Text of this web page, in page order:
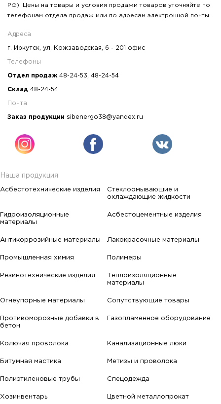
РФ). Цены на товары и условия продажи товаров уточняйте по
телефонам отдела продаж или по адресам электронной почты.
Адреса
г. Иркутск, ул. Кожзаводская, 6 - 201 офис
Телефоны
Отдел продаж 48-24-53 48-24-54
Склад 48-24-54
Почта
Заказ продукции sibenergo38@yandex.ru
Наша продукция
Асбестотехнические изделия
Стеклоомывающие и
охлаждающие жидкости
Гидроизоляционные
материалы
Асбестоцементные изделия
Антикоррозийные материалы Лакокрасочные материалы
Промышленная химия Полимеры
Резинотехнические изделия
Теплоизоляционные
материалы
Огнеупорные материалы Сопутствующие товары
Противоморозные добавки в
бетон
Газопламенное оборудование
Колючая проволока Канализационные люки
Битумная мастика Метизы и проволока
Полиэтиленовые трубы Спецодежда
Хозинвентарь Цветной металлопрокат